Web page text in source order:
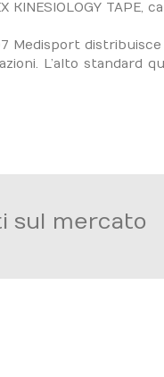
TAPE,
Medisport distribuisce
L’alto standard
sul mercato